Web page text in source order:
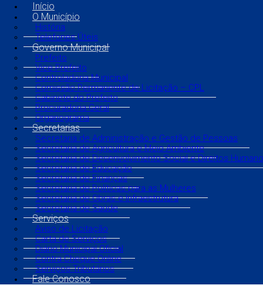
Início
O Município
História
Telefones Úteis
Governo Municipal
Prefeito
Vice Prefeito
Controladoria Municipal
Comissão Permanente de Licitação – CPL
Gabinete do Prefeito
Procuradoria Geral
Organograma
Secretarias
Secretaria de Administração e Gestão de Pessoas
Secretaria de Agricultura e Meio Ambiente
Secretaria de Desenvolvimento Social e Direitos
Secretaria de Educação
Secretaria de Finanças
Secretaria de Políticas para as Mulheres
Secretaria de Obras e Infraestrutura
Secretaria de Saúde
Serviços
Aviso de Licitação
Carta de Serviços
Diário Municipal Oficial
Contra Cheque Online
Serviços Tributários
Fale Conosco